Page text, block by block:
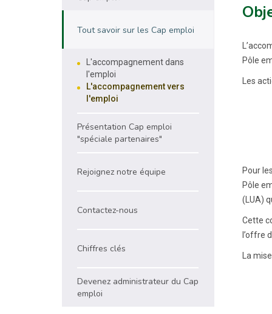
Pôle
Les
Pour
Pôle
(LUA)
Cette
l’offre
La
Tout savoir sur les Cap emploi
L'accompagnement dans
l'emploi
L'accompagnement vers
l'emploi
Présentation Cap emploi
"spéciale partenaires"
Rejoignez notre équipe
Contactez-nous
Chiffres clés
Devenez administrateur du Cap
emploi